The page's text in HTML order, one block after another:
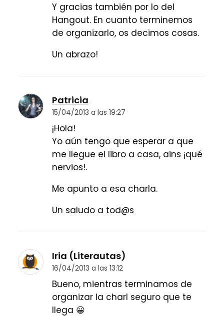
Y gracias también por lo del
Hangout. En cuanto terminemos
de organizarlo, os decimos cosas.
Un abrazo!
Patricia
15/04/2013 a las 19:27
¡Hola!
Yo aún tengo que esperar a que
me llegue el libro a casa, ains ¡qué
nervios!.
Me apunto a esa charla.
Un saludo a tod@s
Iria (Literautas)
16/04/2013 a las 13:12
Bueno, mientras terminamos de
organizar la charl seguro que te
llega 😀